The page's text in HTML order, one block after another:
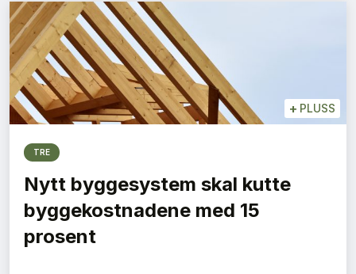
+ PLUSS
TRE
Nytt byggesystem skal kutte
byggekostnadene med 15
prosent